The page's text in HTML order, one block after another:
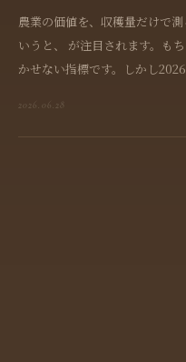
農業の価値を、収穫量だけで
いうと、 が注目されます。も
かせない指標です。しかし
2026.06.28